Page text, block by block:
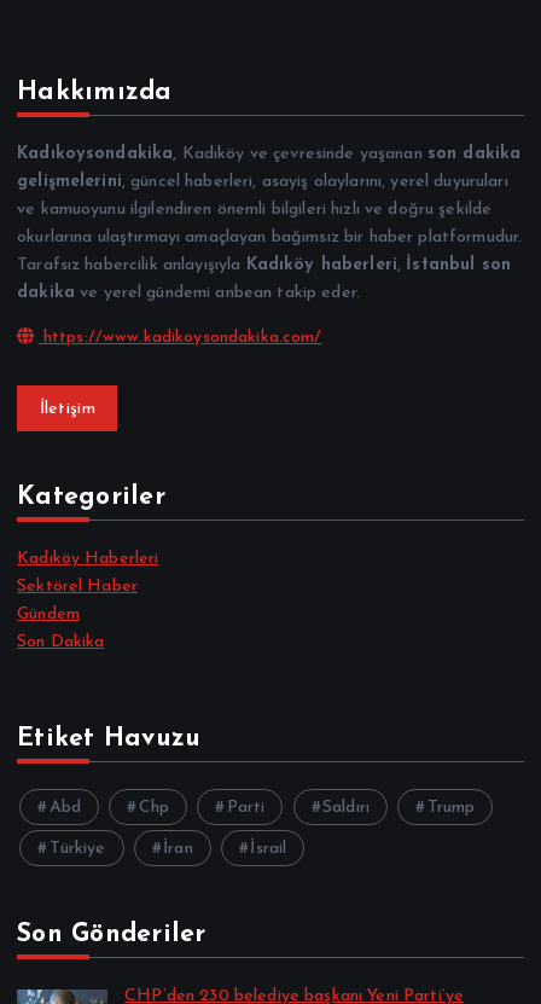
Hakkımızda
Kadıkoysondakika, Kadıköy ve çevresinde yaşanan son dakika
gelişmelerini, güncel haberleri, asayiş olaylarını, yerel duyuruları
ve kamuoyunu ilgilendiren önemli bilgileri hızlı ve doğru şekilde
okurlarına ulaştırmayı amaçlayan bağımsız bir haber platformudur.
Tarafsız habercilik anlayışıyla Kadıköy haberleri, İstanbul son
dakika ve yerel gündemi anbean takip eder.
https://www.kadikoysondakika.com/
İletişim
Kategoriler
Kadıköy Haberleri
Sektörel Haber
Gündem
Son Dakika
Etiket Havuzu
Abd Chp Parti Saldırı Trump
Türkiye İran İsrail
Son Gönderiler
CHP’den 230 belediye başkanı Yeni Parti’ye